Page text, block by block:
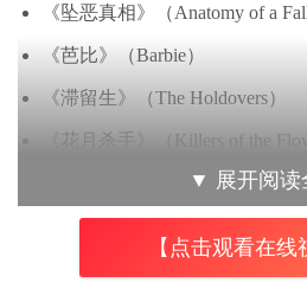
《坠恶真相》（Anatomy of a Fall
《芭比》（Barbie）
《滞留生》（The Holdovers）
《花月杀手》（Killers of the
《大师风华：真爱乐章》（
《奥本海默》
▼ 展开阅读
【点击观看在线